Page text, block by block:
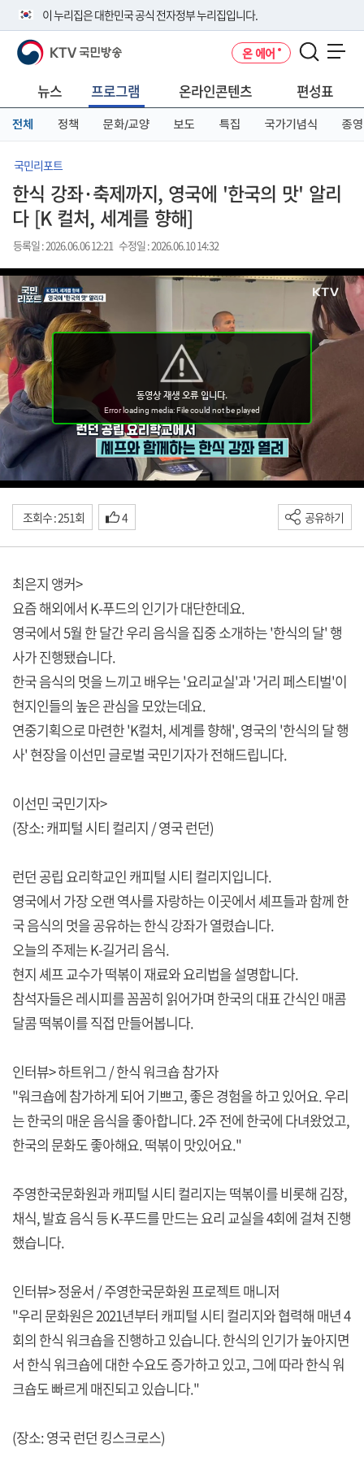
이 누리집은 대한민국 공식 전자정부 누리집입니다.
공식 누리집 주소 확인하기
니다.
이밖에 or.kr 또는 .kr등 다른 도메인 주소를 사용하고 있다면 아래 URL에
서 도메인 주소를 확인해 보세요
KTV 국민방송 온 에어
뉴스 프로그램 온라인콘텐츠 편성표
전체 정책 문화/교양 보도 특집 국가기념식 종영
국민리포트
한식 강좌·축제까지, 영국에 '한국의 맛' 알리
다 [K 컬처, 세계를 향해]
등록일 : 2026.06.06 12:21 수정일 : 2026.06.10 14:32
조회수 : 251회 4 공유하기
최은지 앵커>
요즘 해외에서 K-푸드의 인기가 대단한데요.
영국에서 5월 한 달간 우리 음식을 집중 소개하는 '한식의 달' 행
사가 진행됐습니다.
한국 음식의 멋을 느끼고 배우는 '요리교실'과 '거리 페스티벌'이
현지인들의 높은 관심을 모았는데요.
연중기획으로 마련한 'K컬처, 세계를 향해', 영국의 '한식의 달 행
사' 현장을 이선민 글로벌 국민기자가 전해드립니다.
이선민 국민기자>
(장소: 캐피털 시티 컬리지 / 영국 런던)
런던 공립 요리학교인 캐피털 시티 컬리지입니다.
영국에서 가장 오랜 역사를 자랑하는 이곳에서 셰프들과 함께 한
국 음식의 멋을 공유하는 한식 강좌가 열렸습니다.
오늘의 주제는 K-길거리 음식.
현지 셰프 교수가 떡볶이 재료와 요리법을 설명합니다.
참석자들은 레시피를 꼼꼼히 읽어가며 한국의 대표 간식인 매콤
달콤 떡볶이를 직접 만들어봅니다.
인터뷰> 하트위그 / 한식 워크숍 참가자
"워크숍에 참가하게 되어 기쁘고, 좋은 경험을 하고 있어요. 우리
는 한국의 매운 음식을 좋아합니다. 2주 전에 한국에 다녀왔었고,
한국의 문화도 좋아해요. 떡볶이 맛있어요."
주영한국문화원과 캐피털 시티 컬리지는 떡볶이를 비롯해 김장,
채식, 발효 음식 등 K-푸드를 만드는 요리 교실을 4회에 걸쳐 진행
했습니다.
인터뷰> 정윤서 / 주영한국문화원 프로젝트 매니저
"우리 문화원은 2021년부터 캐피털 시티 컬리지와 협력해 매년 4
회의 한식 워크숍을 진행하고 있습니다. 한식의 인기가 높아지면
서 한식 워크숍에 대한 수요도 증가하고 있고, 그에 따라 한식 워
크숍도 빠르게 매진되고 있습니다."
(장소: 영국 런던 킹스크로스)